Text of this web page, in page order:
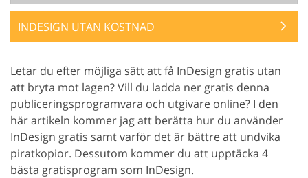
INDESIGN UTAN KOSTNAD
Letar du efter möjliga sätt att få InDesign gratis utan
att bryta mot lagen? Vill du ladda ner gratis denna
publiceringsprogramvara och utgivare online? I den
här artikeln kommer jag att berätta hur du använder
InDesign gratis samt varför det är bättre att undvika
piratkopior. Dessutom kommer du att upptäcka 4
bästa gratisprogram som InDesign.